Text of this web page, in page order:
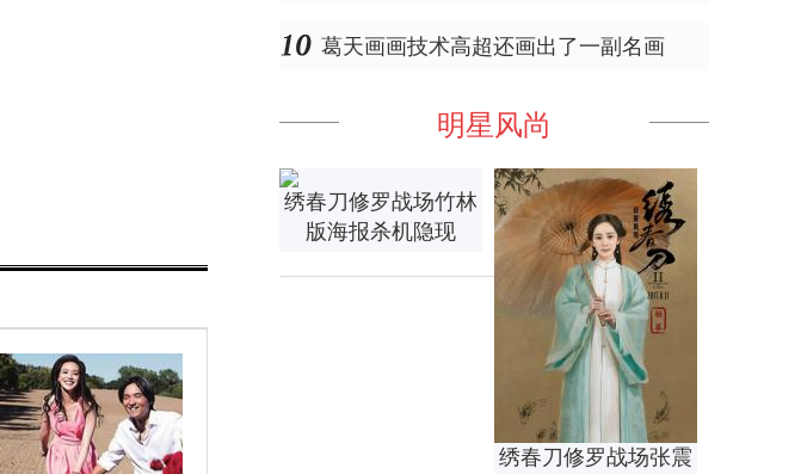
葛天画画技术高超还画出了一副名画
明星风尚
绣春刀修罗战场竹林
版海报杀机隐现
绣春刀修罗战场张震